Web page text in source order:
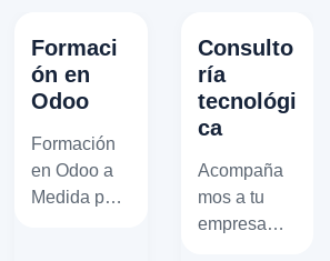
Formaci
ón en
Odoo
Formación
en Odoo a
Medida para
Consulto
ría
tecnológi
ca
Acompaña
mos a tu
empresa